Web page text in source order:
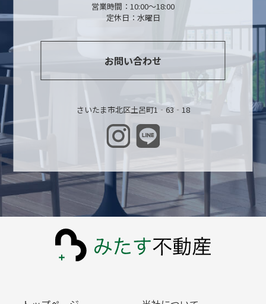
営業時間：10:00～18:00
定休日：水曜日
お問い合わせ
さいたま市北区土呂町1‐63‐18